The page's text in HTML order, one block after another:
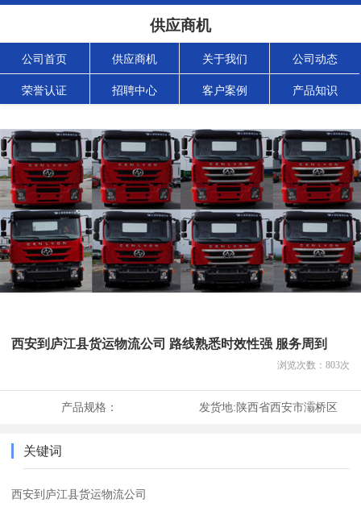
供应商机
公司首页 供应商机 关于我们 公司动态
荣誉认证 招聘中心 客户案例 产品知识
西安到庐江县货运物流公司 路线熟悉时效性强 服务周到
浏览次数： 803次
产品规格： 发货地:陕西省西安市灞桥区
关键词
西安到庐江县货运物流公司